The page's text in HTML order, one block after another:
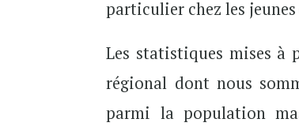
particulier chez les jeunes
Les statistiques mises à
régional dont nous
parmi la population